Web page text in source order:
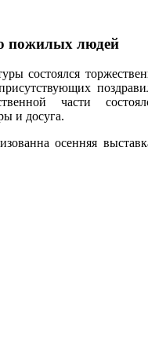
пожилых людей
состоялся
части
и досуга.
осенняя